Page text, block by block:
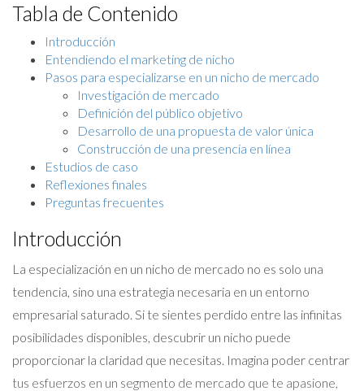
Tabla de Contenido
Introducción
Entendiendo el marketing de nicho
Pasos para especializarse en un nicho de mercado
Investigación de mercado
Definición del público objetivo
Desarrollo de una propuesta de valor única
Construcción de una presencia en línea
Estudios de caso
Reflexiones finales
Preguntas frecuentes
Introducción
La especialización en un nicho de mercado no es solo una
tendencia, sino una estrategia necesaria en un entorno
empresarial saturado. Si te sientes perdido entre las infinitas
posibilidades disponibles, descubrir un nicho puede
proporcionar la claridad que necesitas. Imagina poder centrar
tus esfuerzos en un segmento de mercado que te apasione,